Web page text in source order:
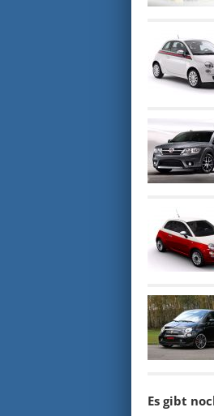
Es gibt